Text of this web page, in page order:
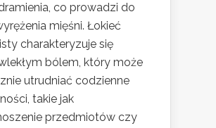
co prowadzi do
mięśni. Łokieć
charakteryzuje się
bólem, który może
utrudniać codzienne
takie jak
przedmiotów czy